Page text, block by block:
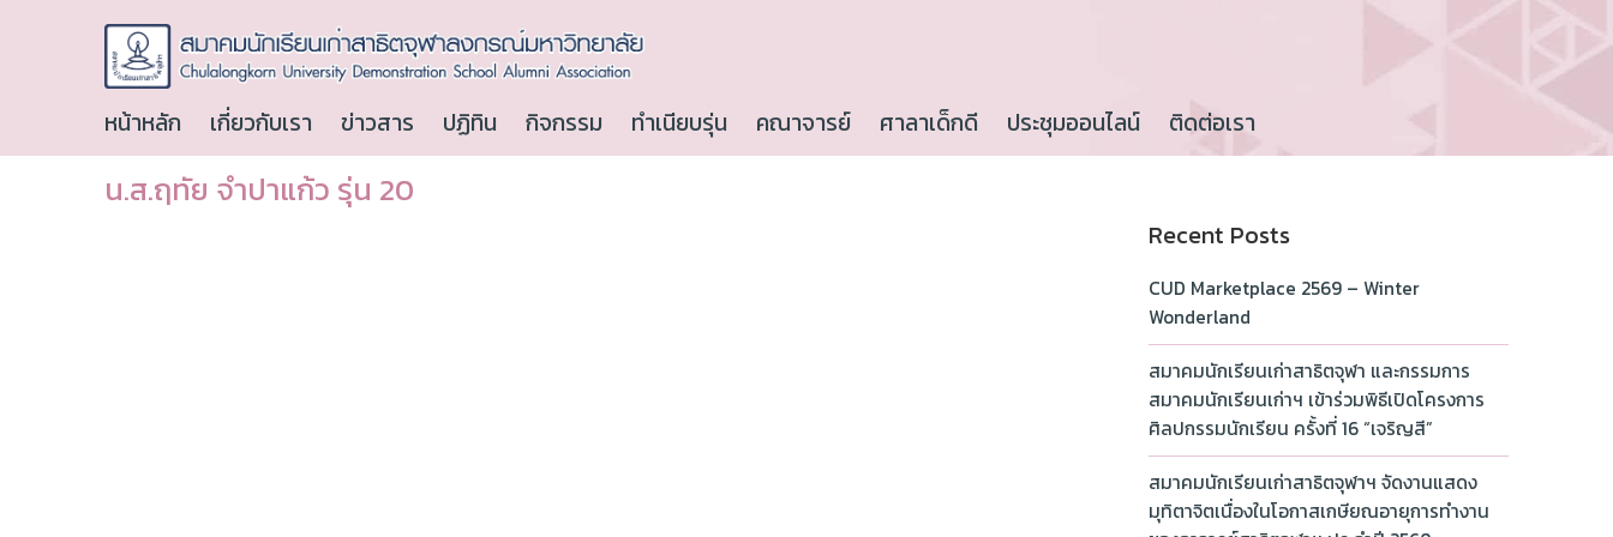
หน้าหลัก เกี่ยวกับเรา ข่าวสาร ปฏิทิน กิจกรรม ทำเนียบรุ่น คณาจารย์ ศาลาเด็กดี ประชุมออนไลน์ ติดต่อเรา
น.ส.ฤทัย จำปาแก้ว รุ่น 20
Recent Posts
CUD Marketplace 2569 – Winter
Wonderland
สมาคมนักเรียนเก่าสาธิตจุฬา และกรรมการ
สมาคมนักเรียนเก่าฯ เข้าร่วมพิธีเปิดโครงการ
ศิลปกรรมนักเรียน ครั้งที่ 16 “เจริญสี”
สมาคมนักเรียนเก่าสาธิตจุฬาฯ จัดงานแสดง
มุทิตาจิตเนื่องในโอกาสเกษียณอายุการทำงาน